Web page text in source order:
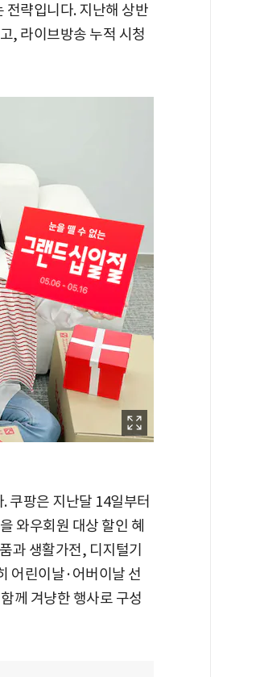
전략입니다. 지난해 상반
, 라이브방송 누적 시청
쿠팡은 지난달 14일부터
와우회원 대상 할인 혜
과 생활가전, 디지털기
어린이날·어버이날 선
께 겨냥한 행사로 구성